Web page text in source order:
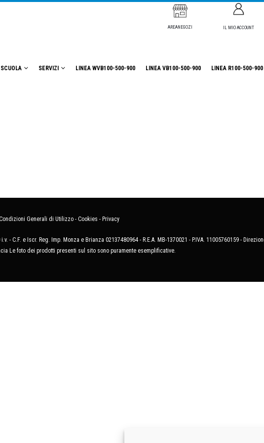
AREANEGOZI IL MIO ACCOUNT
SCUOLA SERVIZI LINEA WVB100-500-900 LINEA VB100-500-900 LINEA R100-500-900
Generali di Utilizzo - Cookies - Privacy
- C.F. e Iscr. Reg. Imp. Monza e Brianza 02137480964 - R.E.A. MB-1370021 - P.IVA. 11005760159 -
Le foto dei prodotti presenti sul sito sono puramente esemplificative.